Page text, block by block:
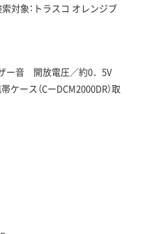
対象：トラスコ オレンジブ
ー音 開放電圧／約0．5V
ケース（CーDCM2000DR）取